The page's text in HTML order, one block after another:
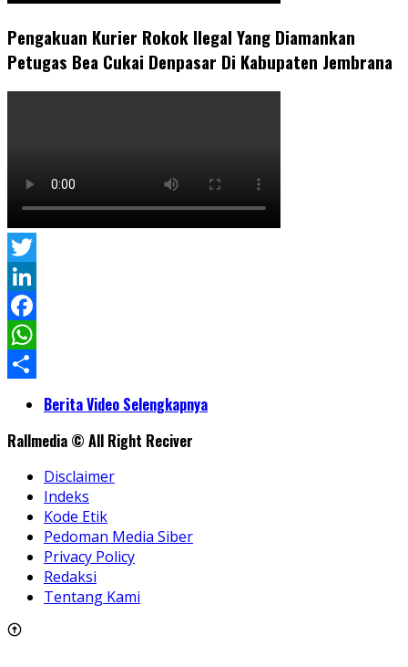
Pengakuan Kurier Rokok Ilegal Yang Diamankan
Petugas Bea Cukai Denpasar Di Kabupaten Jembrana
Twitter
LinkedIn
Facebook
WhatsApp
ShareBerita Video Selengkapnya
Rallmedia © All Right Reciver
Disclaimer
Indeks
Kode Etik
Pedoman Media Siber
Privacy Policy
Redaksi
Tentang Kami